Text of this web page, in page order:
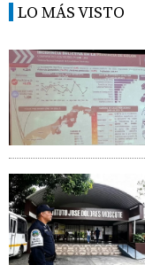
LO MÁS VISTO